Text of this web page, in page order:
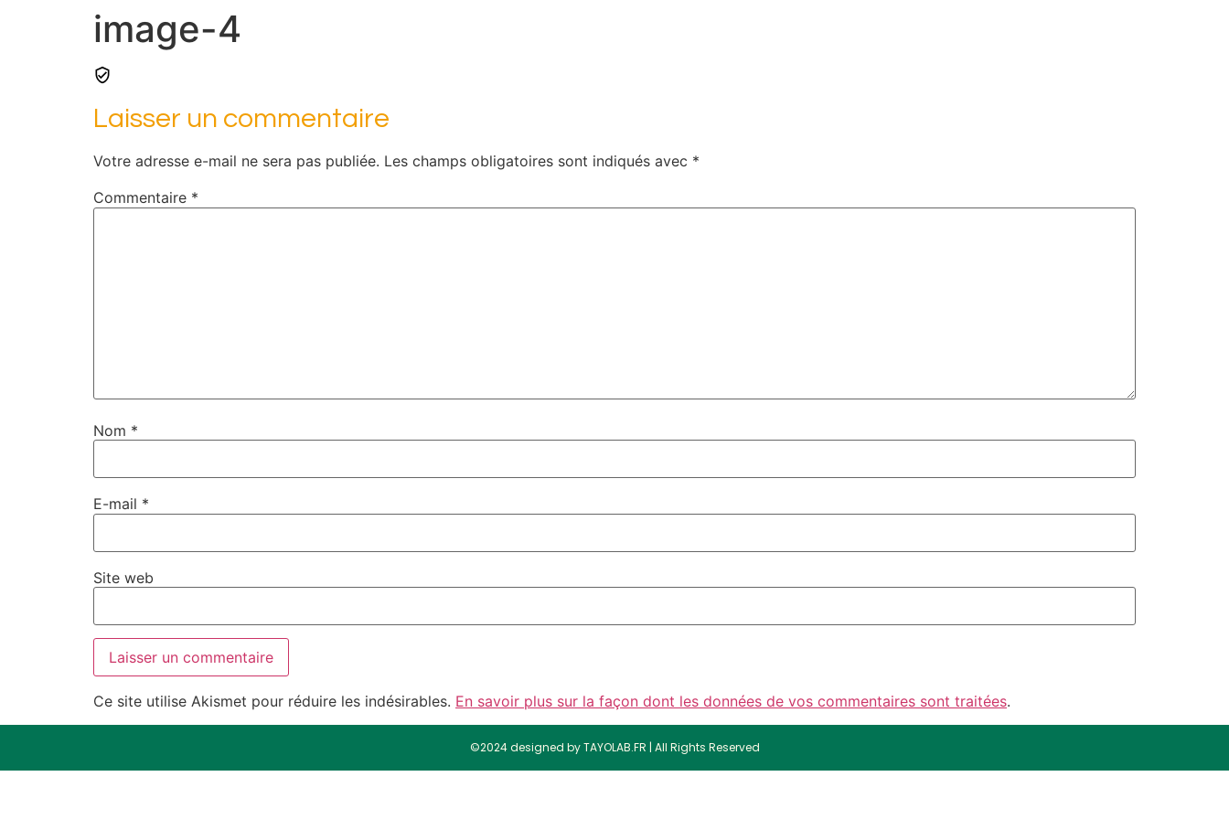
image-4
Laisser un commentaire
Votre adresse e-mail ne sera pas publiée. Les champs obligatoires sont indiqués avec *
Commentaire *
Nom *
E-mail *
Site web
Ce site utilise Akismet pour réduire les indésirables. En savoir plus sur la façon dont les données de vos commentaires sont traitées.
©2024 designed by TAYOLAB.FR | All Rights Reserved